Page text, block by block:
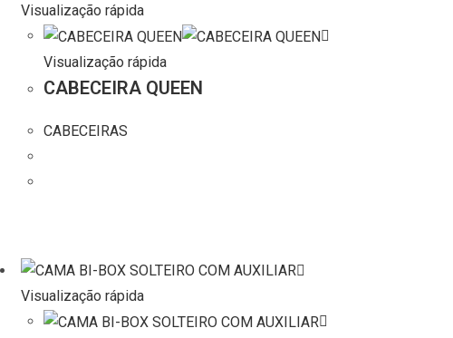
Visualização rápida
Visualização rápida
CABECEIRA QUEEN
CABECEIRAS
Visualização rápida